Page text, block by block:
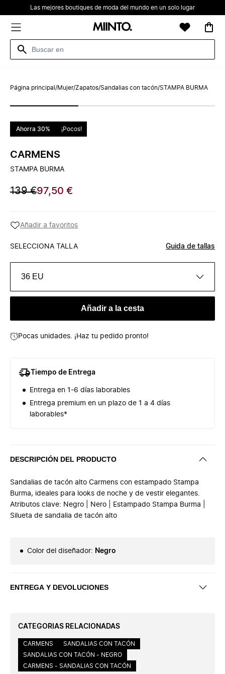
Las mejores boutiques de moda del mundo en un solo lugar
Página principal /Mujer/Zapatos/Sandalias con tacón/STAMPA BURMA
Ahorra 30% ¡Pocos!
CARMENS
STAMPA BURMA
139 €97,50 €
Añadir a favoritos
SELECCIONA TALLA Guida de tallas
36 EU
Añadir a la cesta
Pocas unidades. ¡Haz tu pedido pronto!
Tiempo de Entrega
Entrega en 1-6 días laborables
Entrega premium en un plazo de 1 a 4 días
laborables*
DESCRIPCIÓN DEL PRODUCTO
Sandalias de tacón alto Carmens con estampado Stampa
Burma, ideales para looks de noche y de vestir elegantes.
Atributos clave: Negro | Nero | Estampado Stampa Burma |
Silueta de sandalia de tacón alto
Color del diseñador: Negro
ENTREGA Y DEVOLUCIONES
CATEGORIAS RELACIONADAS
CARMENS
SANDALIAS CON TACÓN
SANDALIAS CON TACÓN - NEGRO
CARMENS - SANDALIAS CON TACÓN